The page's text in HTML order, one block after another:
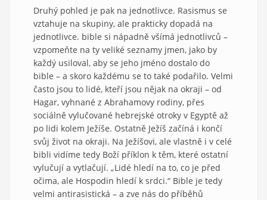
Druhý pohled je pak na jednotlivce. Rasismus se
vztahuje na skupiny, ale prakticky dopadá na
jednotlivce. bible si nápadně všímá jednotlivců –
vzpomeňte na ty veliké seznamy jmen, jako by
každý usiloval, aby se jeho jméno dostalo do
bible – a skoro každému se to také podařilo. Velmi
často jsou to lidé, kteří jsou nějak na okraji – od
Hagar, vyhnané z Abrahamovy rodiny, přes
sociálně vylučované hebrejské otroky v Egyptě až
po lidi kolem Ježíše. Ostatně Ježíš začíná i končí
svůj život na okraji. Na Ježíšovi, ale vlastně i v celé
bibli vidíme tedy Boží příklon k těm, které ostatní
vylučují a vytlačují. „Lidé hledí na to, co je před
očima, ale Hospodin hledí k srdci.“ Bible je tedy
velmi antirasistická – a zve nás do příběhů